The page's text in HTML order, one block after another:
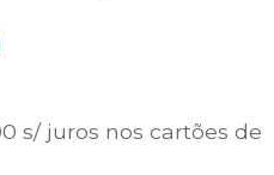
O
É:s/ juros nos cartões de